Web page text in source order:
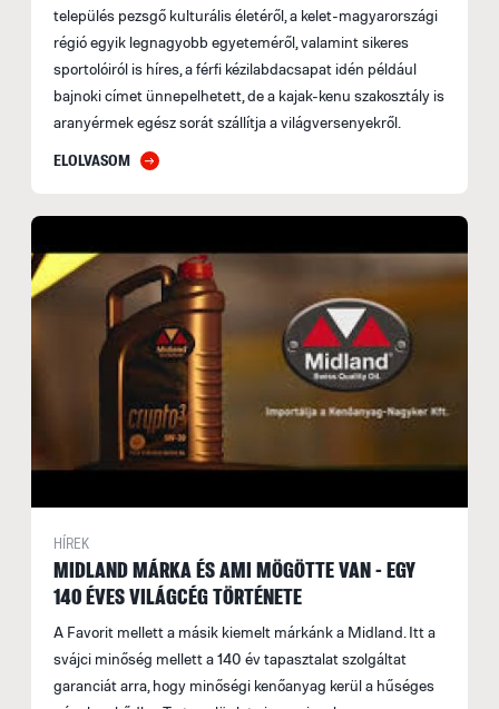
település pezsgő kulturális életéről, a kelet-magyarországi
régió egyik legnagyobb egyeteméről, valamint sikeres
sportolóiról is híres, a férfi kézilabdacsapat idén például
bajnoki címet ünnepelhetett, de a kajak-kenu szakosztály is
aranyérmek egész sorát szállítja a világversenyekről.
ELOLVASOM
HÍREK
MIDLAND MÁRKA ÉS AMI MÖGÖTTE VAN - EGY
140 ÉVES VILÁGCÉG TÖRTÉNETE
A Favorit mellett a másik kiemelt márkánk a Midland. Itt a
svájci minőség mellett a 140 év tapasztalat szolgáltat
garanciát arra, hogy minőségi kenőanyag kerül a hűséges